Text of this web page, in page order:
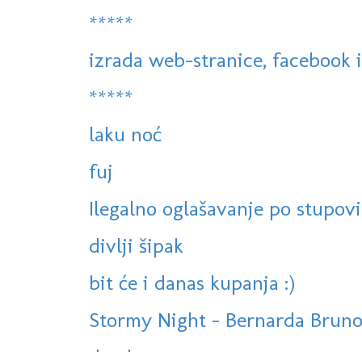
*****
izrada web-stranice, facebook
*****
laku noć
fuj
Ilegalno oglašavanje po
divlji šipak
bit će i danas kupanja :)
Stormy Night - Bernarda